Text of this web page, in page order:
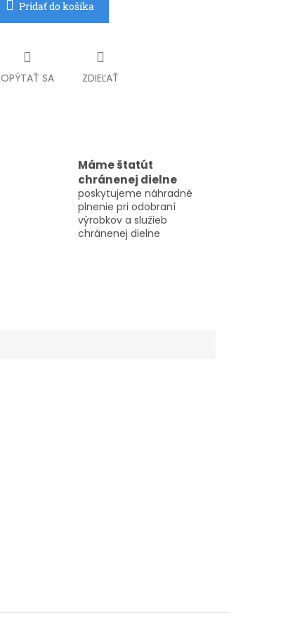
Pridať do košíka
OPÝTAŤ SA ZDIEĽAŤ
Máme štatút
chránenej dielne
poskytujeme náhradné
plnenie pri odobraní
výrobkov a služieb
chránenej dielne